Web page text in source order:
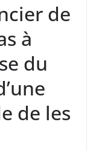
de
à
du
de les